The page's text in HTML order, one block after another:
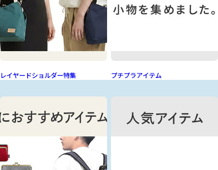
レイヤードショルダー特集 プチプラアイテム